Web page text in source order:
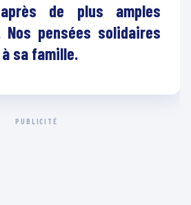
de plus amples
Nos pensées solidaires
sa famille.
PUBLICITÉ